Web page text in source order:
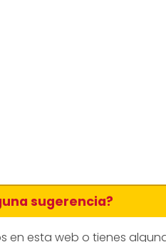
sugerencia?
en esta web o tienes